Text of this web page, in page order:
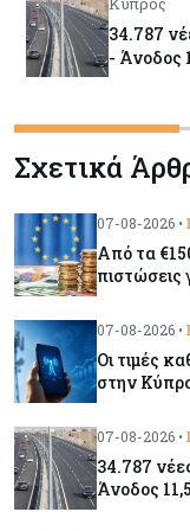
34.787
- Άνοδος
Κόσμος
ΕΚΤ:
τις ΗΠΑ
Κύπρος
Χορηγία
Κύπρος
του
Σχετικά
07-08-2026 •
Από τα
πιστώσεις
07-08-2026 •
Οι τιμές
στην
07-08-2026 •
34.787
Άνοδος